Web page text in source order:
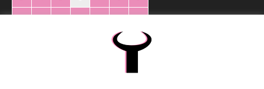
10
11 12 13 14 15
16
22
23